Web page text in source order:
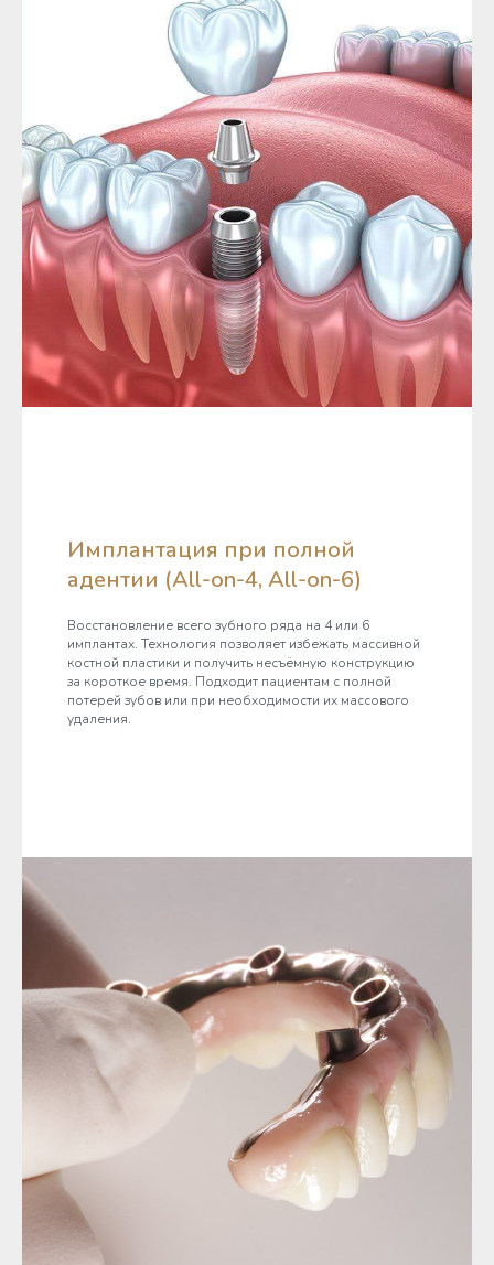
Имплантация при полной
адентии (All-on-4, All-on-6)
Восстановление всего зубного ряда на 4 или 6
имплантах. Технология позволяет избежать массивной
костной пластики и получить несъёмную конструкцию
за короткое время. Подходит пациентам с полной
потерей зубов или при необходимости их массового
удаления.